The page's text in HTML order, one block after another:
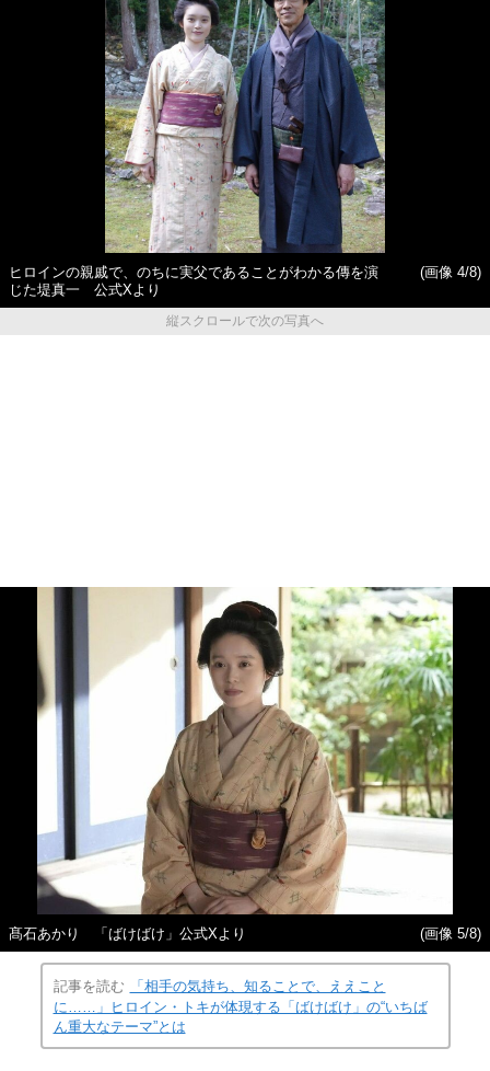
ヒロインの親戚で、のちに実父であることがわかる傳を演
じた堤真一 公式Xより
(画像 4/8)
縦スクロールで次の写真へ
髙石あかり 「ばけばけ」公式Xより (画像 5/8)
記事を読む
「相手の気持ち、知ることで、ええこと
に……」ヒロイン・トキが体現する「ばけばけ」の“いちば
ん重大なテーマ”とは